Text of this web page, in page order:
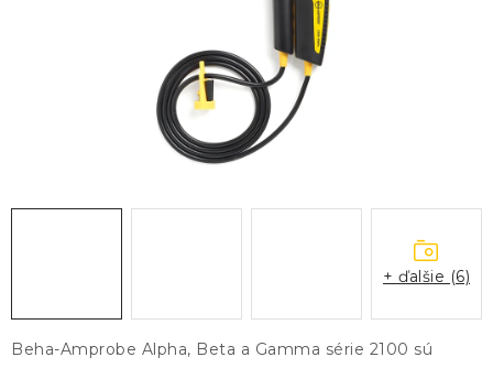
Obchodné podmienky GDPR
Beha-Amprobe Alpha, Beta a Gamma série 2100 sú
+ ďalšie (6)